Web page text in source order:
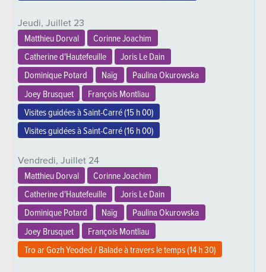
Jeudi, Juillet 23
Matthieu Dorval
Corinne Joachim
Catherine d'Hautefeuille
Joris Le Dain
Dominique Potard
Naïg
Paulina Okurowska
Joey Brusquet
François Montliau
Visites guidées à Saint-Carré (15 h 00)
Visites guidées à Saint-Carré (16 h 00)
Vendredi, Juillet 24
Matthieu Dorval
Corinne Joachim
Catherine d'Hautefeuille
Joris Le Dain
Dominique Potard
Naïg
Paulina Okurowska
Joey Brusquet
François Montliau
Tro ar Gozh Yeoded / Balade à travers le temps (14 h 30)